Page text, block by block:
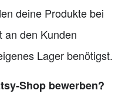
deine Produkte bei
an den Kunden
Lager benötigst.
Shop bewerben?